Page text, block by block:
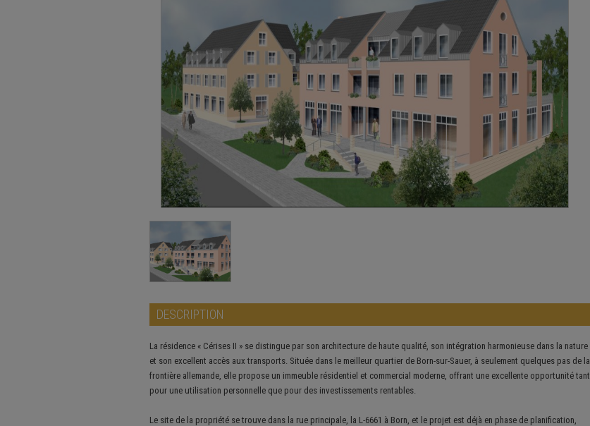
DESCRIPTION
La résidence « Cérises II » se distingue par son architecture de haute qualité, son intégration harmonieuse dans la nature
et son excellent accès aux transports. Située dans le meilleur quartier de Born-sur-Sauer, à seulement quelques pas de la
frontière allemande, elle propose un immeuble résidentiel et commercial moderne, offrant une excellente opportunité tant
pour une utilisation personnelle que pour des investissements rentables.
Le site de la propriété se trouve dans la rue principale, la L-6661 à Born, et le projet est déjà en phase de planification,